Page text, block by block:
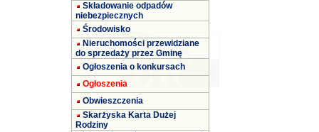
Składowanie odpadów
niebezpiecznych
Środowisko
Nieruchomości przewidziane
do sprzedaży przez Gminę
Ogłoszenia o konkursach
Ogłoszenia
Obwieszczenia
Skarżyska Karta Dużej
Rodziny